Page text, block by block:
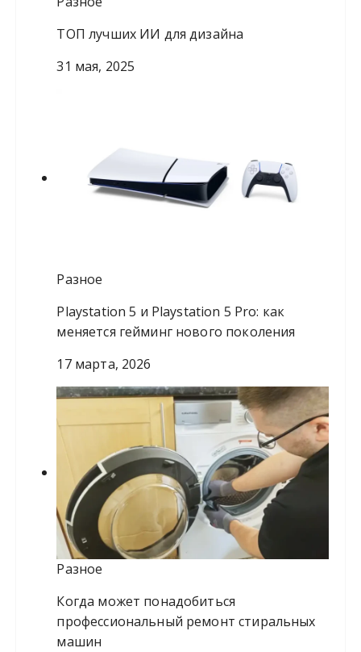
ТОП лучших ИИ для дизайна
31 мая, 2025
Разное
Playstation 5 и Playstation 5 Pro: как
меняется гейминг нового поколения
17 марта, 2026
Разное
Когда может понадобиться
профессиональный ремонт стиральных
машин